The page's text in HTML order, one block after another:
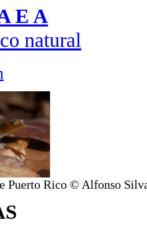
E A
natural
Puerto Rico © Alfonso